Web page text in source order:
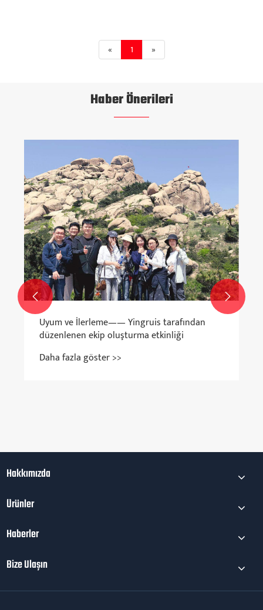
« 1 »
Haber Önerileri
Uyum ve İlerleme—— Yingruis tarafından
düzenlenen ekip oluşturma etkinliği
Daha fazla göster >>
 
Hakkımızda
Ürünler
Haberler
Bize Ulaşın